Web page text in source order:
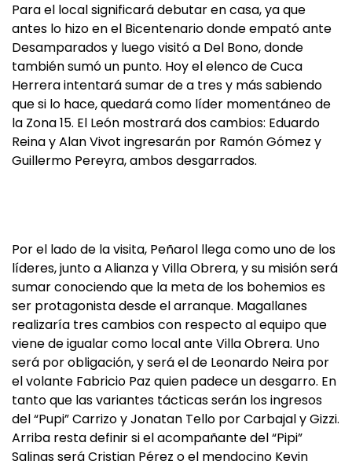
Para el local significará debutar en casa, ya que
antes lo hizo en el Bicentenario donde empató ante
Desamparados y luego visitó a Del Bono, donde
también sumó un punto. Hoy el elenco de Cuca
Herrera intentará sumar de a tres y más sabiendo
que si lo hace, quedará como líder momentáneo de
la Zona 15. El León mostrará dos cambios: Eduardo
Reina y Alan Vivot ingresarán por Ramón Gómez y
Guillermo Pereyra, ambos desgarrados.
Por el lado de la visita, Peñarol llega como uno de los
líderes, junto a Alianza y Villa Obrera, y su misión será
sumar conociendo que la meta de los bohemios es
ser protagonista desde el arranque. Magallanes
realizaría tres cambios con respecto al equipo que
viene de igualar como local ante Villa Obrera. Uno
será por obligación, y será el de Leonardo Neira por
el volante Fabricio Paz quien padece un desgarro. En
tanto que las variantes tácticas serán los ingresos
del “Pupi” Carrizo y Jonatan Tello por Carbajal y Gizzi.
Arriba resta definir si el acompañante del “Pipi”
Salinas será Cristian Pérez o el mendocino Kevin